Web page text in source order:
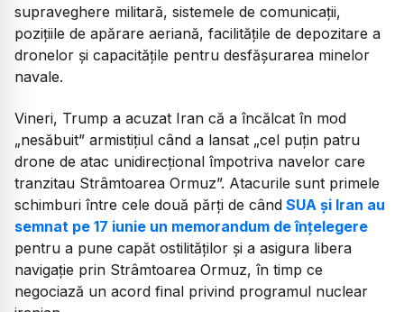
supraveghere militară, sistemele de comunicații,
pozițiile de apărare aeriană, facilitățile de depozitare a
dronelor și capacitățile pentru desfășurarea minelor
navale.
Vineri, Trump a acuzat Iran că a încălcat în mod
„nesăbuit” armistițiul când a lansat „cel puțin patru
drone de atac unidirecțional împotriva navelor care
tranzitau Strâmtoarea Ormuz”. Atacurile sunt primele
schimburi între cele două părți de când SUA și Iran au
semnat pe 17 iunie un memorandum de înțelegere
pentru a pune capăt ostilităților și a asigura libera
navigație prin Strâmtoarea Ormuz, în timp ce
negociază un acord final privind programul nuclear